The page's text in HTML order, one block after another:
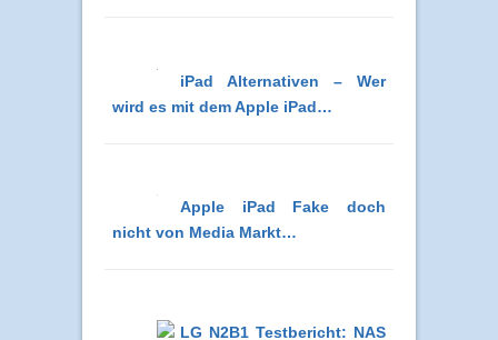
iPad Alternativen – Wer
wird es mit dem Apple iPad…
Apple iPad Fake doch
nicht von Media Markt…
LG N2B1 Testbericht: NAS